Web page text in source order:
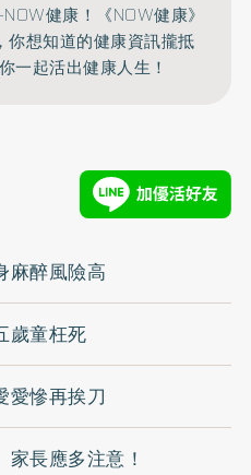
健康！《NOW健康》
想知道的健康資訊攏抵
起活出健康人生！
醉風險高
童枉死
愛慘再挨刀
長應多注意！